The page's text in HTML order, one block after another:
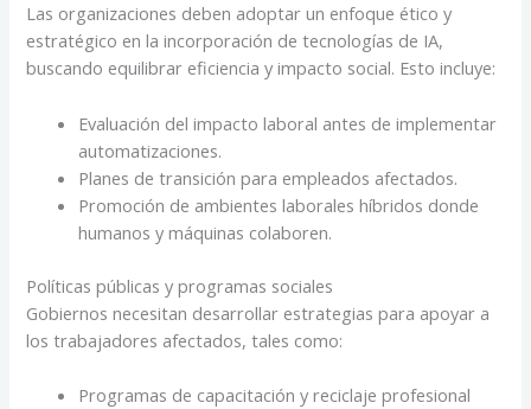
Las organizaciones deben adoptar un enfoque ético y
estratégico en la incorporación de tecnologías de IA,
buscando equilibrar eficiencia y impacto social. Esto incluye:
Evaluación del impacto laboral antes de implementar
automatizaciones.
Planes de transición para empleados afectados.
Promoción de ambientes laborales híbridos donde
humanos y máquinas colaboren.
Políticas públicas y programas sociales
Gobiernos necesitan desarrollar estrategias para apoyar a
los trabajadores afectados, tales como:
Programas de capacitación y reciclaje profesional